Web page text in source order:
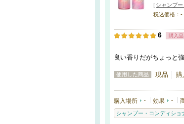
[ シャンプ
税込価格：-
6 購入品
良い香りだがちょっと強
使用した商品 現品 購
購入場所 - 効果 -
シャンプー・コンディショ